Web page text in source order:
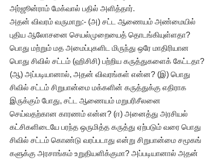
அர்ஜூன்ராம் மேக்வால் பதில் அளித்தார்.
அதன் விவரம் வருமாறு:- (அ) சட்ட ஆணையம் அண்மையில்
புதிய ஆலோசனை செயல்முறையைத் தொடங்கியுள்ளதா?
பொது மற்றும் மத அமைப்புகளிட மிருந்து ஒரே மாதிரியான
பொது சிவில் சட்டம் (ஹிசிசி) பற்றிய கருத்துகளைக் கேட்டதா?
(ஆ) அப்படியானால், அதன் விவரங்கள் என்ன? (இ) பொது
சிவில் சட்டம் சிறுபான்மை மக்களின் கருத்துக்கு எதிராக
இருக்கும் போது, சட்ட ஆணையம் மறுபரிசீலனை
செய்வதற்கான காரணம் என்ன? (ஈ) அனைத்து அரசியல்
கட்சிகளிடையே பரந்த ஒருமித்த கருத்து ஏற்படும் வரை பொது
சிவில் சட்டம் கொண்டு வரப்படாது என்று சிறுபான்மை சமூகங்
களுக்கு அரசாங்கம் உறுதியளிக்குமா? அப்படியானால் அதன்